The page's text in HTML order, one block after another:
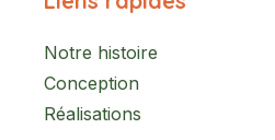
Notre histoire
Conception
Réalisations